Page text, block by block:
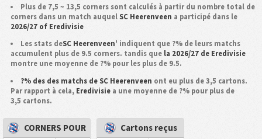
Plus de 7,5 ~ 13,5 corners sont calculés à partir du nombre total de
corners dans un match auquel SC Heerenveen a participé dans le
2026/27 of Eredivisie
Les stats deSC Heerenveen' indiquent que ?% de leurs matchs
accumulent plus de 9.5 corners. tandis que la 2026/27 de Eredivisie
montre une moyenne de ?% pour les plus de 9.5.
?% des des matchs de SC Heerenveen ont eu plus de 3,5 cartons.
Par rapport à cela, Eredivisiea une moyenne de ?% pour plus de
3,5 cartons.
CORNERS POUR Cartons reçus